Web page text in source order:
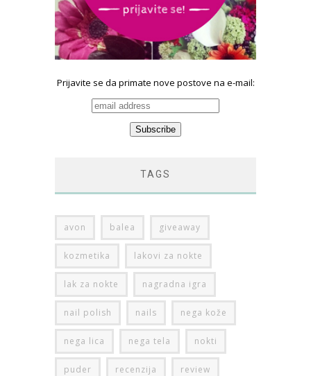
Prijavite se da primate nove postove na e-mail:
TAGS
avon balea giveaway
kozmetika lakovi za nokte
lak za nokte nagradna igra
nail polish nails nega kože
nega lica nega tela nokti
puder recenzija review